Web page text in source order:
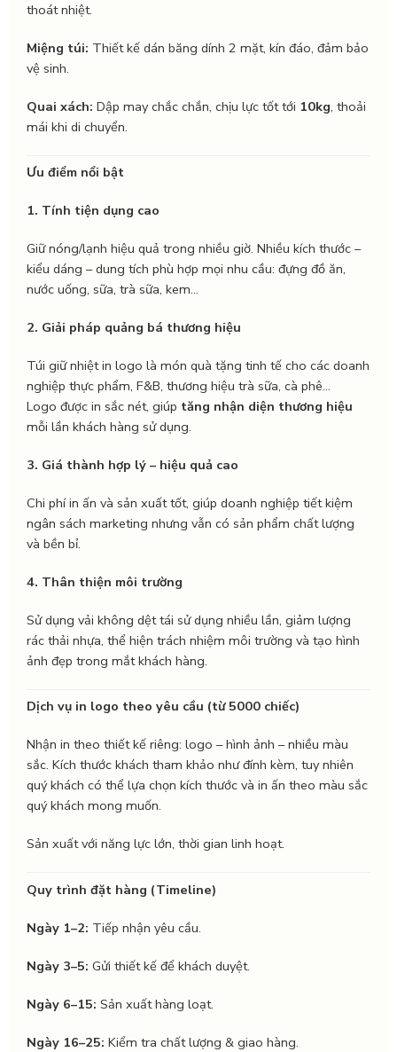
thoát nhiệt.
Miệng túi: Thiết kế dán băng dính 2 mặt, kín đáo, đảm bảo
vệ sinh.
Quai xách: Dập may chắc chắn, chịu lực tốt tới 10kg, thoải
mái khi di chuyển.
Ưu điểm nổi bật
1. Tính tiện dụng cao
Giữ nóng/lạnh hiệu quả trong nhiều giờ. Nhiều kích thước –
kiểu dáng – dung tích phù hợp mọi nhu cầu: đựng đồ ăn,
nước uống, sữa, trà sữa, kem…
2. Giải pháp quảng bá thương hiệu
Túi giữ nhiệt in logo là món quà tặng tinh tế cho các doanh
nghiệp thực phẩm, F&B, thương hiệu trà sữa, cà phê…
Logo được in sắc nét, giúp tăng nhận diện thương hiệu
mỗi lần khách hàng sử dụng.
3. Giá thành hợp lý – hiệu quả cao
Chi phí in ấn và sản xuất tốt, giúp doanh nghiệp tiết kiệm
ngân sách marketing nhưng vẫn có sản phẩm chất lượng
và bền bỉ.
4. Thân thiện môi trường
Sử dụng vải không dệt tái sử dụng nhiều lần, giảm lượng
rác thải nhựa, thể hiện trách nhiệm môi trường và tạo hình
ảnh đẹp trong mắt khách hàng.
Dịch vụ in logo theo yêu cầu (từ 5000 chiếc)
Nhận in theo thiết kế riêng: logo – hình ảnh – nhiều màu
sắc. Kích thước khách tham khảo như đính kèm, tuy nhiên
quý khách có thể lựa chọn kích thước và in ấn theo màu sắc
quý khách mong muốn.
Sản xuất với năng lực lớn, thời gian linh hoạt.
Quy trình đặt hàng (Timeline)
Ngày 1–2: Tiếp nhận yêu cầu.
Ngày 3–5: Gửi thiết kế để khách duyệt.
Ngày 6–15: Sản xuất hàng loạt.
Ngày 16–25: Kiểm tra chất lượng & giao hàng.